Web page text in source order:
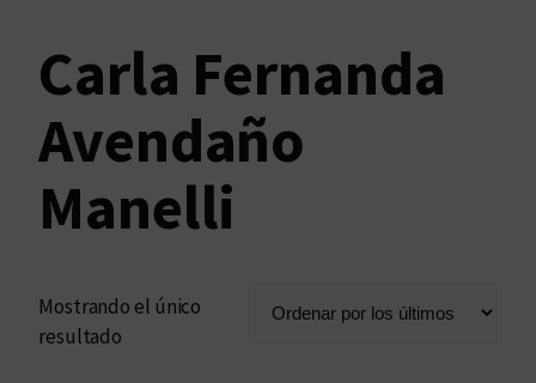
Carla Fernanda
Avendaño
Manelli
Mostrando el único
resultado